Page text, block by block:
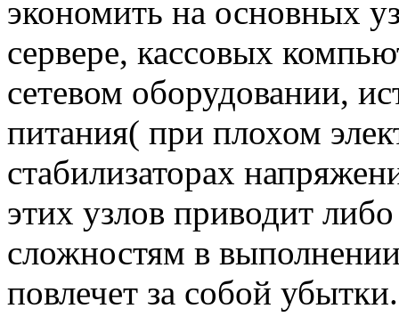
экономить на основных
сервере, кассовых
сетевом оборудовании,
питания( при плохом
стабилизаторах
этих узлов приводит
сложностям в
повлечет за собой убытки.